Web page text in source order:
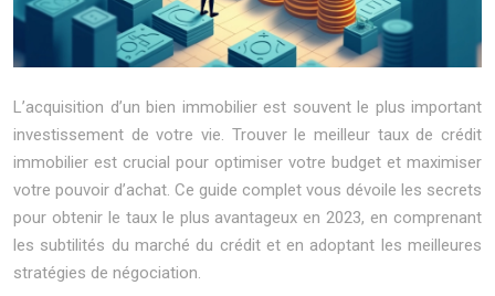
L’acquisition d’un bien immobilier est souvent le plus important
investissement de votre vie. Trouver le meilleur taux de crédit
immobilier est crucial pour optimiser votre budget et maximiser
votre pouvoir d’achat. Ce guide complet vous dévoile les secrets
pour obtenir le taux le plus avantageux en 2023, en comprenant
les subtilités du marché du crédit et en adoptant les meilleures
stratégies de négociation.